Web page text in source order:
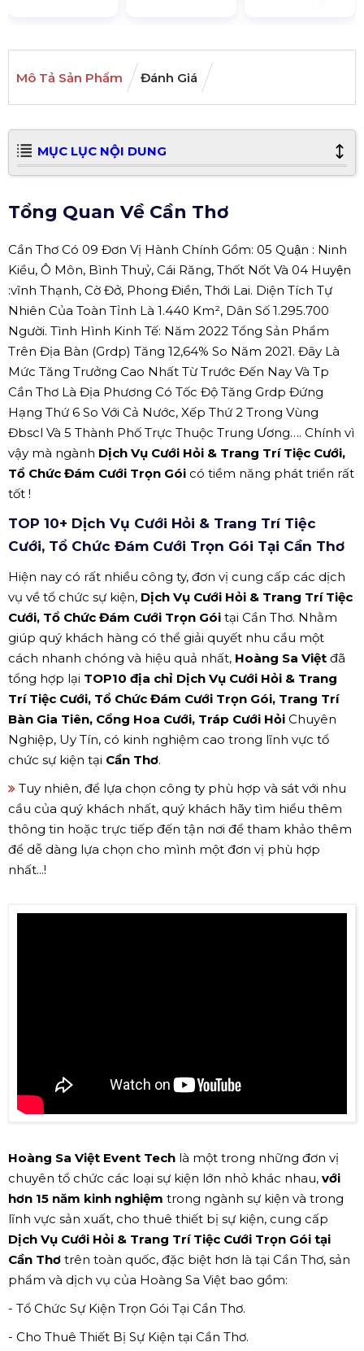
Mô Tả Sản Phẩm Đánh Giá
MỤC LỤC NỘI DUNG
Tổng Quan Về Cần Thơ
Cần Thơ Có 09 Đơn Vị Hành Chính Gồm: 05 Quận : Ninh
Kiều, Ô Môn, Bình Thuỷ, Cái Răng, Thốt Nốt Và 04 Huyện
:vĩnh Thạnh, Cờ Đở, Phong Điền, Thới Lai. Diện Tích Tự
Nhiên Của Toàn Tỉnh Là 1.440 Km², Dân Số 1.295.700
Người. Tình Hình Kinh Tế: Năm 2022 Tổng Sản Phẩm
Trên Địa Bàn (Grdp) Tăng 12,64% So Năm 2021. Đây Là
Mức Tăng Trưởng Cao Nhất Từ Trước Đến Nay Và Tp
Cần Thơ Là Địa Phương Có Tốc Độ Tăng Grdp Đứng
Hạng Thứ 6 So Với Cả Nước, Xếp Thứ 2 Trong Vùng
Đbscl Và 5 Thành Phố Trực Thuộc Trung Ương…. Chính vì
vậy mà ngành Dịch Vụ Cưới Hỏi & Trang Trí Tiệc Cưới,
Tổ Chức Đám Cưới Trọn Gói có tiềm năng phát triển rất
tốt !
TOP 10+ Dịch Vụ Cưới Hỏi & Trang Trí Tiệc
Cưới, Tổ Chức Đám Cưới Trọn Gói Tại Cần Thơ
Hiện nay có rất nhiều công ty, đơn vị cung cấp các dịch
vụ về tổ chức sự kiện, Dịch Vụ Cưới Hỏi & Trang Trí Tiệc
Cưới, Tổ Chức Đám Cưới Trọn Gói tại Cần Thơ. Nhằm
giúp quý khách hàng có thể giải quyết nhu cầu một
cách nhanh chóng và hiệu quả nhất, Hoàng Sa Việt đã
tổng hợp lại TOP10 địa chỉ Dịch Vụ Cưới Hỏi & Trang
Trí Tiệc Cưới, Tổ Chức Đám Cưới Trọn Gói, Trang Trí
Bàn Gia Tiên, Cổng Hoa Cưới, Tráp Cưới Hỏi Chuyên
Nghiệp, Uy Tín, có kinh nghiệm cao trong lĩnh vực tổ
chức sự kiện tại Cần Thơ.
Tuy nhiên, để lựa chọn công ty phù hợp và sát với nhu
cầu của quý khách nhất, quý khách hãy tìm hiểu thêm
thông tin hoặc trực tiếp đến tận nơi để tham khảo thêm
để dễ dàng lựa chọn cho mình một đơn vị phù hợp
nhất...!
Hoàng Sa Việt Event Tech là một trong những đơn vị
chuyên tổ chức các loại sự kiện lớn nhỏ khác nhau, với
hơn 15 năm kinh nghiệm trong ngành sự kiện và trong
lĩnh vực sản xuất, cho thuê thiết bị sự kiện, cung cấp
Dịch Vụ Cưới Hỏi & Trang Trí Tiệc Cưới Trọn Gói tại
Cần Thơ trên toàn quốc, đặc biệt hơn là tại Cần Thơ, sản
phẩm và dịch vụ của Hoàng Sa Việt bao gồm:
- Tổ Chức Sự Kiện Trọn Gói Tại Cần Thơ.
- Cho Thuê Thiết Bị Sự Kiện tại Cần Thơ.